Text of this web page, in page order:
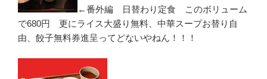
←番外編 日替わり定食 このボリューム
で680円 更にライス大盛り無料、中華スープお替り自
由、餃子無料券進呈ってどないやねん！！！